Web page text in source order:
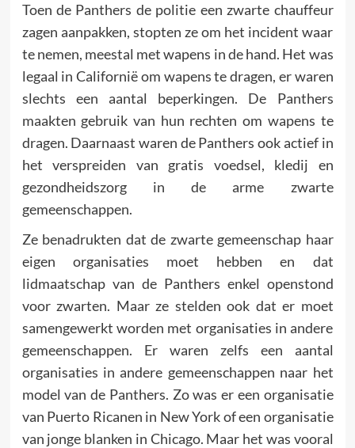
Toen de Panthers de politie een zwarte chauffeur
zagen aanpakken, stopten ze om het incident waar
te nemen, meestal met wapens in de hand. Het was
legaal in Californië om wapens te dragen, er waren
slechts een aantal beperkingen. De Panthers
maakten gebruik van hun rechten om wapens te
dragen. Daarnaast waren de Panthers ook actief in
het verspreiden van gratis voedsel, kledij en
gezondheidszorg in de arme zwarte
gemeenschappen.
Ze benadrukten dat de zwarte gemeenschap haar
eigen organisaties moet hebben en dat
lidmaatschap van de Panthers enkel openstond
voor zwarten. Maar ze stelden ook dat er moet
samengewerkt worden met organisaties in andere
gemeenschappen. Er waren zelfs een aantal
organisaties in andere gemeenschappen naar het
model van de Panthers. Zo was er een organisatie
van Puerto Ricanen in New York of een organisatie
van jonge blanken in Chicago. Maar het was vooral